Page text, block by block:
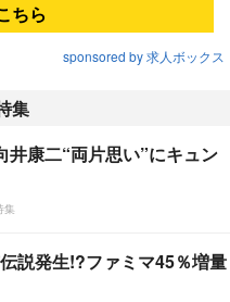
ちら
sponsored by 求人ボックス
集
井康二“両片思い”にキュン
集
説発生!?ファミマ45％増量